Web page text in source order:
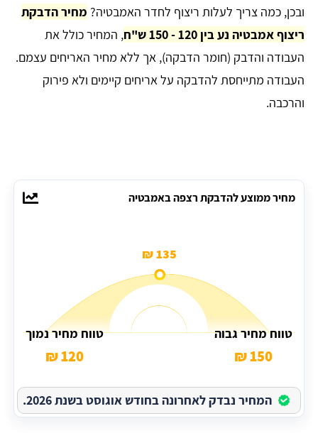
ובכן, כמה צריך לעלות ריצוף לחדר האמבטיה? מחיר הדבקת
ריצוף אמבטיה נע בין 120 - 150 ש"ח
, המחיר כולל את
העבודה והדבק (חומר הדבקה), אך ללא מחיר האריחים עצמם.
העבודה מתייחסת להדבקה על אריחים קיימים ולא פירוק
והרכבה.
מחיר ממוצע להדבקת רצפה באמבטיה
135 ₪
טווח מחיר גבוה
150 ₪
טווח מחיר נמוך
120 ₪
המחיר נבדק לאחרונה בחודש אוגוסט בשנת 2026.